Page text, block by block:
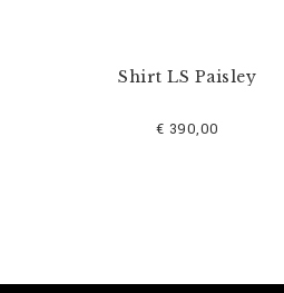
Shirt LS Paisley
€ 390,00